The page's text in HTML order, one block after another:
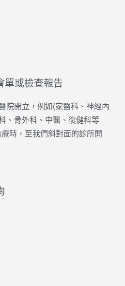
單或檢查報告
院開立，例如(家醫科、神經內
、骨外科、中醫、復健科等
時，至我們斜對面的診所開